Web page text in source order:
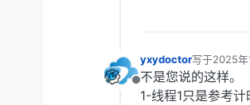
离线
yxydoctor写于2025
最后由 编辑
不是您说的这样。
1-线程1只是参考